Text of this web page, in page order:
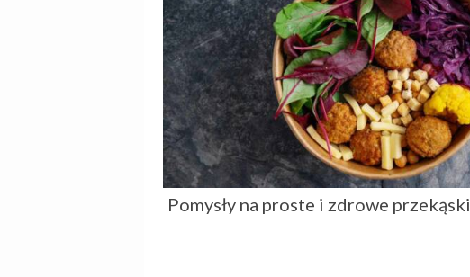
Pomysły na proste i zdrowe przekąski